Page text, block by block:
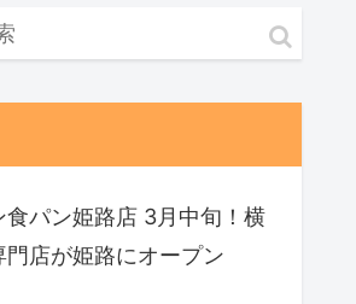
食パン姫路店 3月中旬！横
店が姫路にオープン